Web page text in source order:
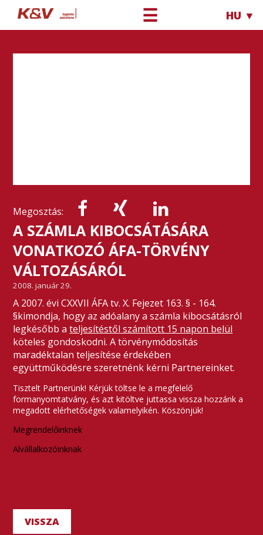
☰ HU ▼
Megosztás:
A SZÁMLA KIBOCSÁTÁSÁRA
VONATKOZÓ ÁFA-TÖRVÉNY
VÁLTOZÁSÁRÓL
2008. január 29.
A 2007. évi CXXVII ÁFA tv. X. Fejezet 163. § - 164.
§kimondja, hogy az adóalany a számla kibocsátásról
legkésőbb ateljesítéstől számított 15 napon belül
köteles gondoskodni. A törvénymódosítás
maradéktalan teljesítése érdekében
együttműködésre szeretnénk kérni Partnereinket.
Tisztelt Partnerünk! Kérjük töltse le a megfelelő
formanyomtatvány, és azt kitöltve juttassa vissza hozzánk a
megadott elérhetőségek valamelyikén. Köszönjük!
Megrendelőinknek
Alvállalkozóinknak
VISSZA